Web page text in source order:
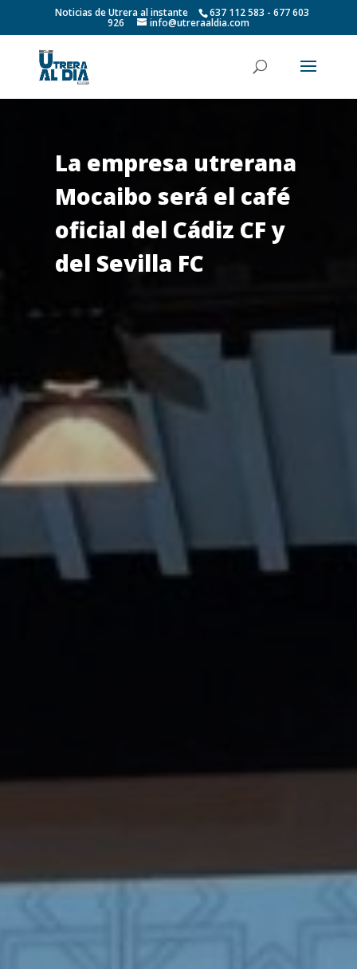
Noticias de Utrera al instante 637 112 583 - 677 603
926 info@utreraaldia.com
La empresa utrerana
Mocaibo será el café
oficial del Cádiz CF y
del Sevilla FC